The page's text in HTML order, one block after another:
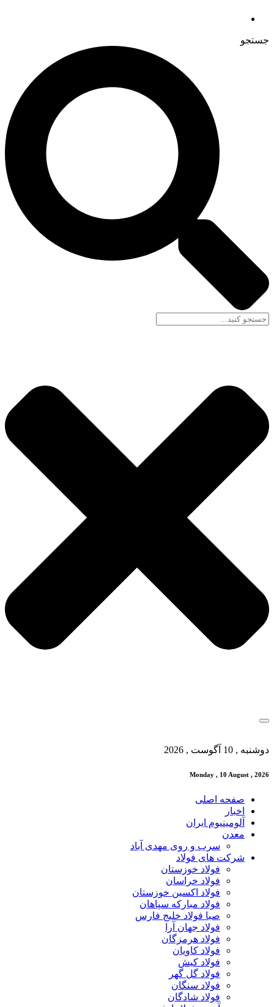
جستجو
دوشنبه , 10 آگوست , 2026
Monday , 10 August , 2026
صفحه اصلی
اخبار
آلومینیوم ایران
معدن
سرب و روی مهدی آباد
شرکت های فولاد
فولاد خوزستان
فولاد خراسان
فولاد اکسین خوزستان
فولاد مبارکه سپاهان
صبا فولاد خلیج فارس
فولاد جهان آرا
فولاد هرمزگان
فولاد کاویان
فولاد کیش
فولاد گل گهر
فولاد سنگان
فولاد شادگان